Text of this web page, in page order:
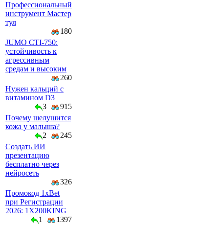
Профессиональный
инструмент Мастер
тул
180
JUMO CTI-750:
устойчивость к
агрессивным
средам и высоким
260
Нужен кальций с
витамином D3
3
915
Почему шелушится
кожа у малыша?
2
245
Создать ИИ
презентацию
бесплатно через
нейросеть
326
Промокод 1xBet
при Регистрации
2026: 1X200KING
1
1397